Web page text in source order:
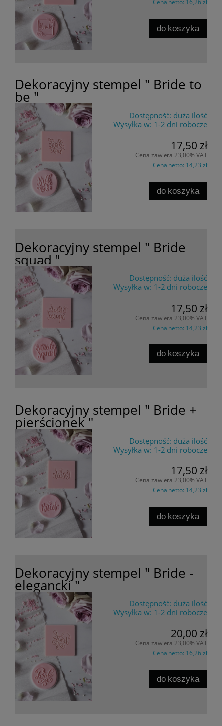
Cena netto: 16,26 zł
do koszyka
Dekoracyjny stempel " Bride to
be "
Dostępność: duża ilość
Wysyłka w: 1-2 dni robocze
17,50 zł
Cena zawiera 23,00% VAT
Cena netto: 14,23 zł
do koszyka
Dekoracyjny stempel " Bride
squad "
Dostępność: duża ilość
Wysyłka w: 1-2 dni robocze
17,50 zł
Cena zawiera 23,00% VAT
Cena netto: 14,23 zł
do koszyka
Dekoracyjny stempel " Bride +
pierścionek "
Dostępność: duża ilość
Wysyłka w: 1-2 dni robocze
17,50 zł
Cena zawiera 23,00% VAT
Cena netto: 14,23 zł
do koszyka
Dekoracyjny stempel " Bride -
elegancki "
Dostępność: duża ilość
Wysyłka w: 1-2 dni robocze
20,00 zł
Cena zawiera 23,00% VAT
Cena netto: 16,26 zł
do koszyka